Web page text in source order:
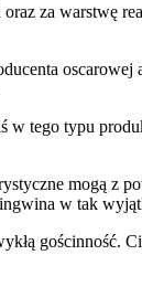
za warstwę
tego typu
mogą z
w tak
gościnność.